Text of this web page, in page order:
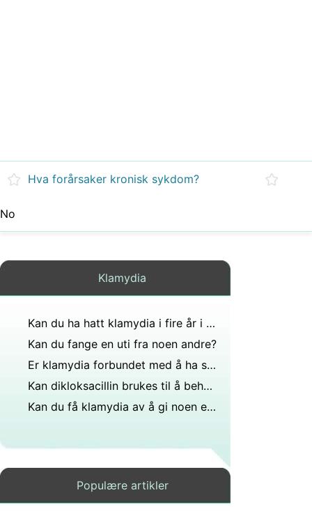
Hva forårsaker kronisk sykdom?
No
Klamydia
Kan du ha hatt klamydia i fire år i et monogamt forhold mens du testet negativt tidlig eller positivt på fjerde år?
Kan du fange en uti fra noen andre?
Er klamydia forbundet med å ha soppinfeksjoner?
Kan dikloksacillin brukes til å behandle en bihulebetennelse?
Kan du få klamydia av å gi noen en hikke?
Populære artikler